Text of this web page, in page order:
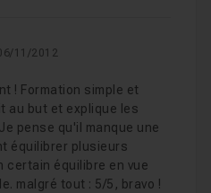
11/2012
! Formation simple et
au but et explique les
pense qu'il manque une
équilibrer plusieurs
certain équilibre en vue
malgré tout : 5/5, bravo !